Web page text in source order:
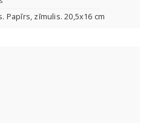
Papīrs, zīmulis. 20,5x16 cm